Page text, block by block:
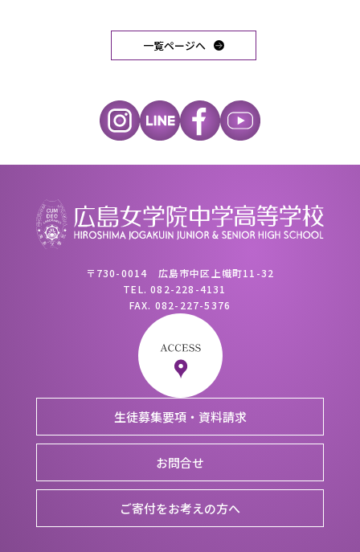
一覧ページへ
〒730-0014 広島市中区上幟町11-32
TEL.082-228-4131
FAX. 082-227-5376
生徒募集要項・資料請求
お問合せ
ご寄付をお考えの方へ